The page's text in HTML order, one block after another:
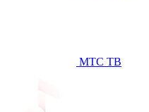
МТС ТВ